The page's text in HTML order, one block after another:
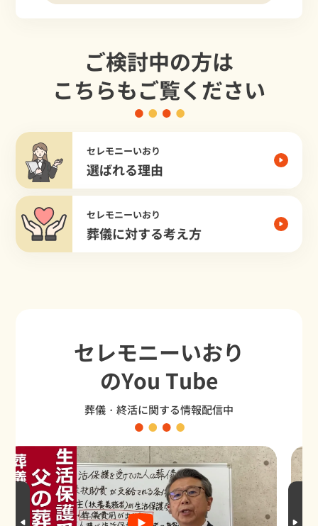
ご検討中の方は
こちらもご覧ください
セレモニーいおり
選ばれる理由
セレモニーいおり
葬儀に対する考え方
セレモニーいおり
のYou Tube
葬儀・終活に関する情報配信中